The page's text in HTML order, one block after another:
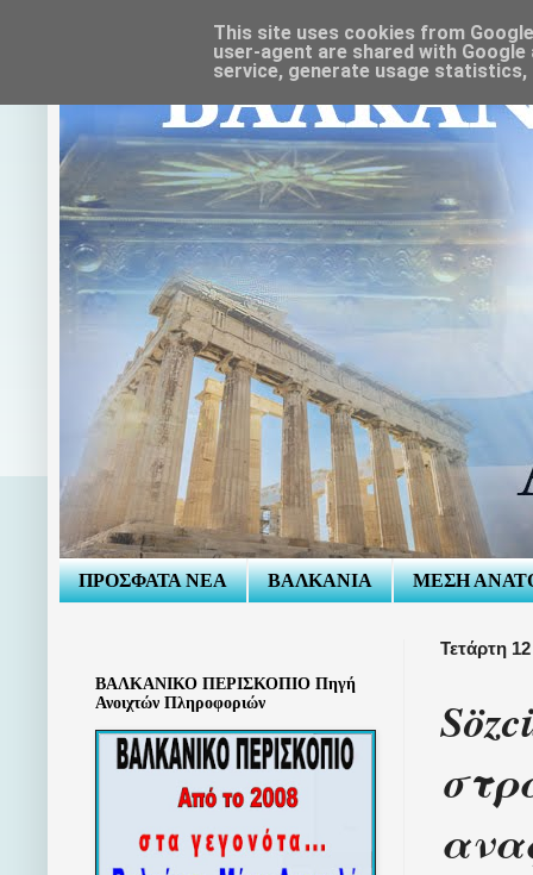
ΠΡΟΣΦΑΤΑ ΝΕΑ ΒΑΛΚΑΝΙΑ ΜΕΣΗ
Τετάρτη
ΒΑΛΚΑΝΙΚΟ ΠΕΡΙΣΚΟΠΙΟ Πηγή
Ανοιχτών Πληροφοριών
This site uses cookies from
user-agent are shared with
service, generate usage statistics,